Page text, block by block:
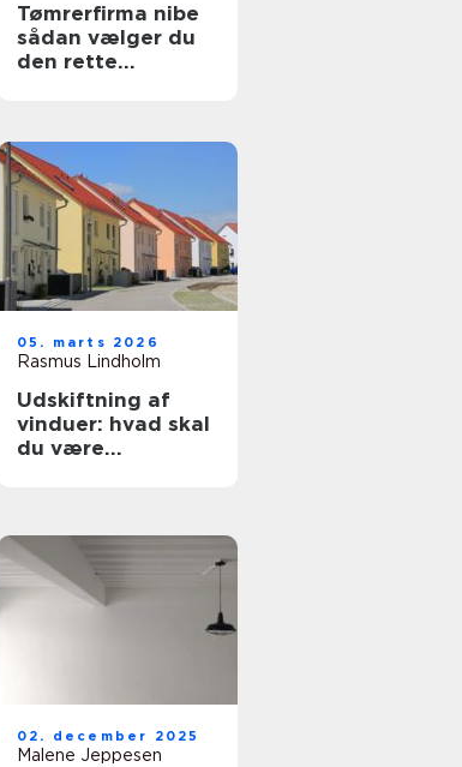
Tømrerfirma nibe
sådan vælger du
den rette
05. marts 2026
Rasmus Lindholm
Udskiftning af
vinduer: hvad skal
du være
02. december 2025
Malene Jeppesen